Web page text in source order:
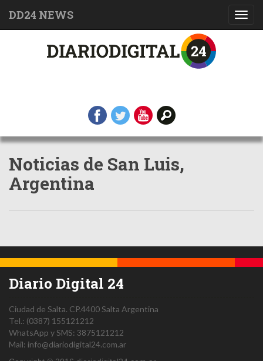
DD24 NEWS
Noticias de San Luis,
Argentina
Diario Digital 24
Ciudad de Salta. CP.4400Salta Argentina
Tel.: (0387) 155121212
WhatsApp y SMS: 3875121212
Mail: info@diariodigital24.com.ar